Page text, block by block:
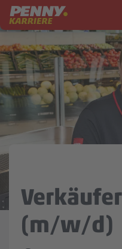
Zum Inhalt springen
PENNY
Mein
(m/w/d)